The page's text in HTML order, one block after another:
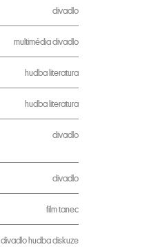
divadlo
multimédiadivadlo
hudba literatura
hudba literatura
divadlo
divadlo
filmtanec
divadlo hudbadiskuze